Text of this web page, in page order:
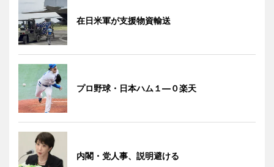
在日米軍が支援物資輸送
プロ野球・日本ハム１―０楽天
内閣・党人事、説明避ける